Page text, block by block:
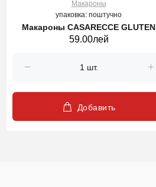
Макароны
упаковка: поштучно
Макароны CASARECCE GLUTEN
FREE, 400 г.
59.00лей
Добавить